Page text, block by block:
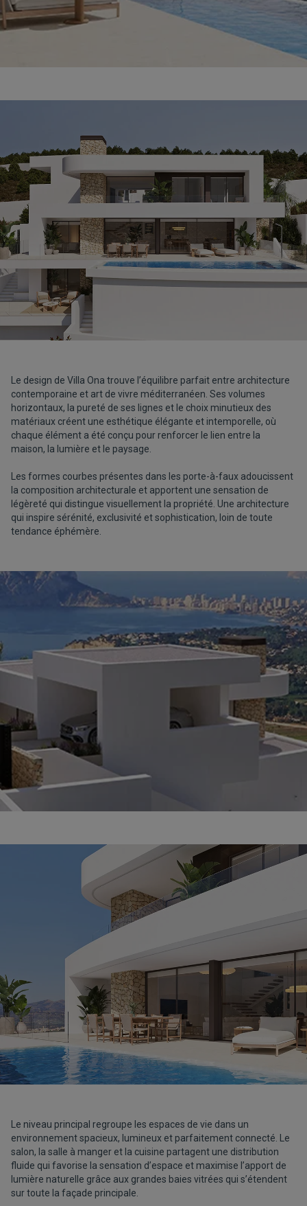
Le design de Villa Ona trouve l’équilibre parfait entre architecture
contemporaine et art de vivre méditerranéen. Ses volumes
horizontaux, la pureté de ses lignes et le choix minutieux des
matériaux créent une esthétique élégante et intemporelle, où
chaque élément a été conçu pour renforcer le lien entre la
maison, la lumière et le paysage.
Les formes courbes présentes dans les porte-à-faux adoucissent
la composition architecturale et apportent une sensation de
légèreté qui distingue visuellement la propriété. Une architecture
qui inspire sérénité, exclusivité et sophistication, loin de toute
tendance éphémère.
Le niveau principal regroupe les espaces de vie dans un
environnement spacieux, lumineux et parfaitement connecté. Le
salon, la salle à manger et la cuisine partagent une distribution
fluide qui favorise la sensation d’espace et maximise l’apport de
lumière naturelle grâce aux grandes baies vitrées qui s’étendent
sur toute la façade principale.